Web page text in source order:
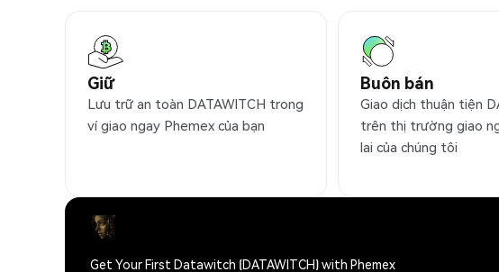
Giữ
Lưu trữ an toàn DATAWITCH trong
ví giao ngay Phemex của bạn
Buôn bán
Giao dịch thuận tiện
trên thị trường giao
lai của chúng tôi
Get Your First Datawitch (DATAWITCH) with Phemex